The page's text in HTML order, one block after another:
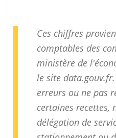
Ces chiffres
comptables des
ministère de
le site data.gouv.fr
erreurs ou ne pas
certaines recettes,
délégation de